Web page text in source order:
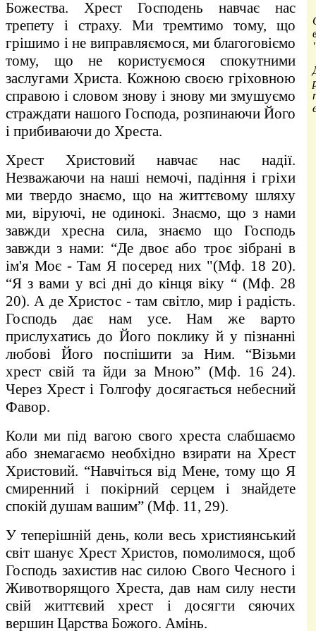
Божества. Хрест Господень навчає нас
трепету і страху. Ми тремтимо тому, що
грішимо і не виправляємося, ми благоговіємо
тому, що не користуємося спокутними
заслугами Христа. Кожною своєю гріховною
справою і словом знову і знову ми змушуємо
страждати нашого Господа, розпинаючи Його
і прибиваючи до Хреста.
Хрест Христовий навчає нас надії.
Незважаючи на наші немочі, падіння і гріхи
ми твердо знаємо, що на життєвому шляху
ми, віруючі, не одинокі. Знаємо, що з нами
завжди хресна сила, знаємо що Господь
завжди з нами: “Де двоє або троє зібрані в
ім'я Моє - Там Я посеред них "(Мф. 18 20).
“Я з вами у всі дні до кінця віку “ (Мф. 28
20). А де Христос - там світло, мир і радість.
Господь дає нам усе. Нам же варто
прислухатись до Його поклику й у пізнанні
любові Його поспішити за Ним. “Візьми
хрест свій та йди за Мною” (Мф. 16 24).
Через Хрест і Голгофу досягається небесний
Фавор.
Коли ми під вагою свого хреста слабшаємо
або знемагаємо необхідно взирати на Хрест
Христовий. “Навчіться від Мене, тому що Я
смиренний і покірний серцем і знайдете
спокій душам вашим” (Мф. 11, 29).
У теперішній день, коли весь християнський
світ шанує Хрест Христов, помолимося, щоб
Господь захистив нас силою Свого Чесного і
Животворящого Хреста, дав нам силу нести
свій життєвий хрест і досягти сяючих
вершин Царства Божого. Амінь.